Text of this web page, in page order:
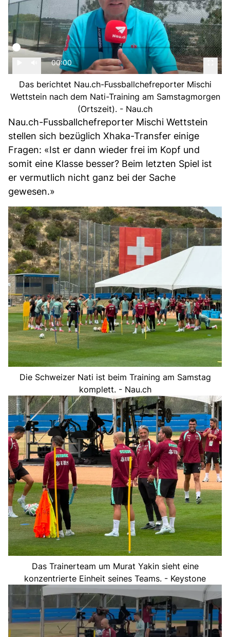
00:00
Das berichtet Nau.ch-Fussballchefreporter Mischi
Wettstein nach dem Nati-Training am Samstagmorgen
(Ortszeit). - Nau.ch
Nau.ch-Fussballchefreporter Mischi Wettstein
stellen sich bezüglich Xhaka-Transfer einige
Fragen: «Ist er dann wieder frei im Kopf und
somit eine Klasse besser? Beim letzten Spiel ist
er vermutlich nicht ganz bei der Sache
gewesen.»
Die Schweizer Nati ist beim Training am Samstag
komplett. - Nau.ch
Das Trainerteam um Murat Yakin sieht eine
konzentrierte Einheit seines Teams. - Keystone